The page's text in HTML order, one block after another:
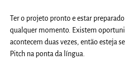
Ter o projeto pronto e estar
qualquer momento. Existem
acontecem duas vezes, então esteja
Pitch na ponta da língua.